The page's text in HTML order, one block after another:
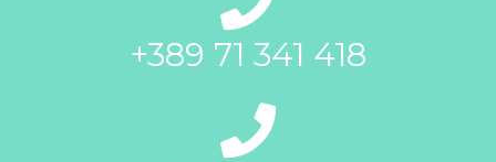
+389 71 341 418